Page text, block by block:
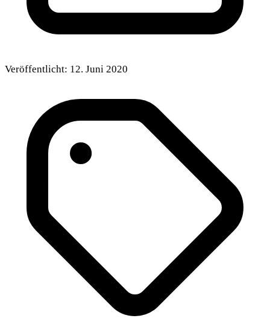
Veröffentlicht: 12. Juni 2020